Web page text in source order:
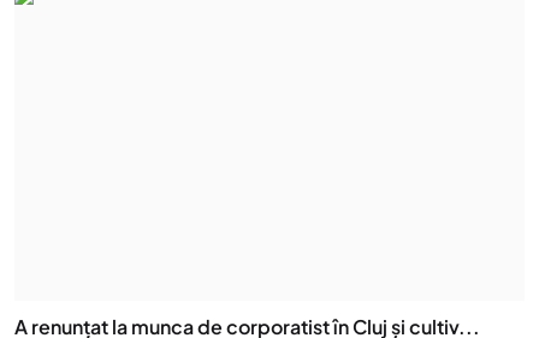
A renunțat la munca de corporatist în Cluj și cultiv...